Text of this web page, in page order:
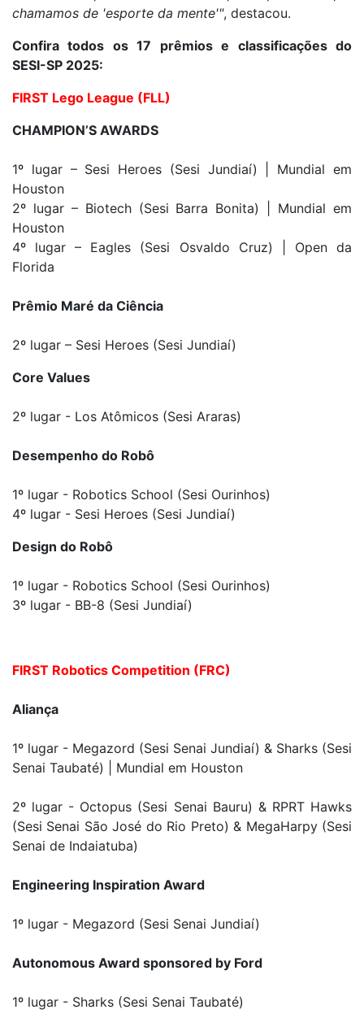
chamamos de 'esporte da mente'", destacou.
Confira todos os 17 prêmios e classificações do
SESI-SP 2025:
FIRST Lego League (FLL)
CHAMPION’S AWARDS
1º lugar – Sesi Heroes (Sesi Jundiaí) | Mundial em
Houston
2º lugar – Biotech (Sesi Barra Bonita) | Mundial em
Houston
4º lugar – Eagles (Sesi Osvaldo Cruz) | Open da
Florida
Prêmio Maré da Ciência
2º lugar – Sesi Heroes (Sesi Jundiaí)
Core Values
2º lugar - Los Atômicos (Sesi Araras)
Desempenho do Robô
1º lugar - Robotics School (Sesi Ourinhos)
4º lugar - Sesi Heroes (Sesi Jundiaí)
Design do Robô
1º lugar - Robotics School (Sesi Ourinhos)
3º lugar - BB-8 (Sesi Jundiaí)
FIRST Robotics Competition (FRC)
Aliança
1º lugar - Megazord (Sesi Senai Jundiaí) & Sharks (Sesi
Senai Taubaté) | Mundial em Houston
2º lugar - Octopus (Sesi Senai Bauru) & RPRT Hawks
(Sesi Senai São José do Rio Preto) & MegaHarpy (Sesi
Senai de Indaiatuba)
Engineering Inspiration Award
1º lugar - Megazord (Sesi Senai Jundiaí)
Autonomous Award sponsored by Ford
1º lugar - Sharks (Sesi Senai Taubaté)